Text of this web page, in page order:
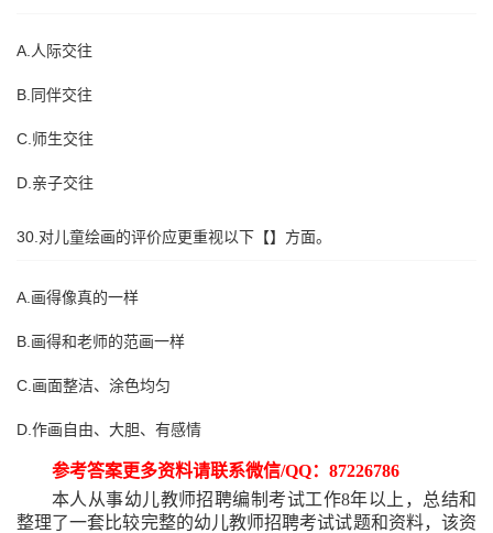
A.人际交往
B.同伴交往
C.师生交往
D.亲子交往
30.对儿童绘画的评价应更重视以下【】方面。
A.画得像真的一样
B.画得和老师的范画一样
C.画面整洁、涂色均匀
D.作画自由、大胆、有感情
参考答案更多资料请联系微信/QQ：87226786
本人从事幼儿教师招聘编制考试工作8年以上，总结和
整理了一套比较完整的幼儿教师招聘考试试题和资料，该资